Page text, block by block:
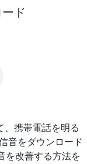
ド
、携帯電話を明る
音をダウンロード
を改善する方法を